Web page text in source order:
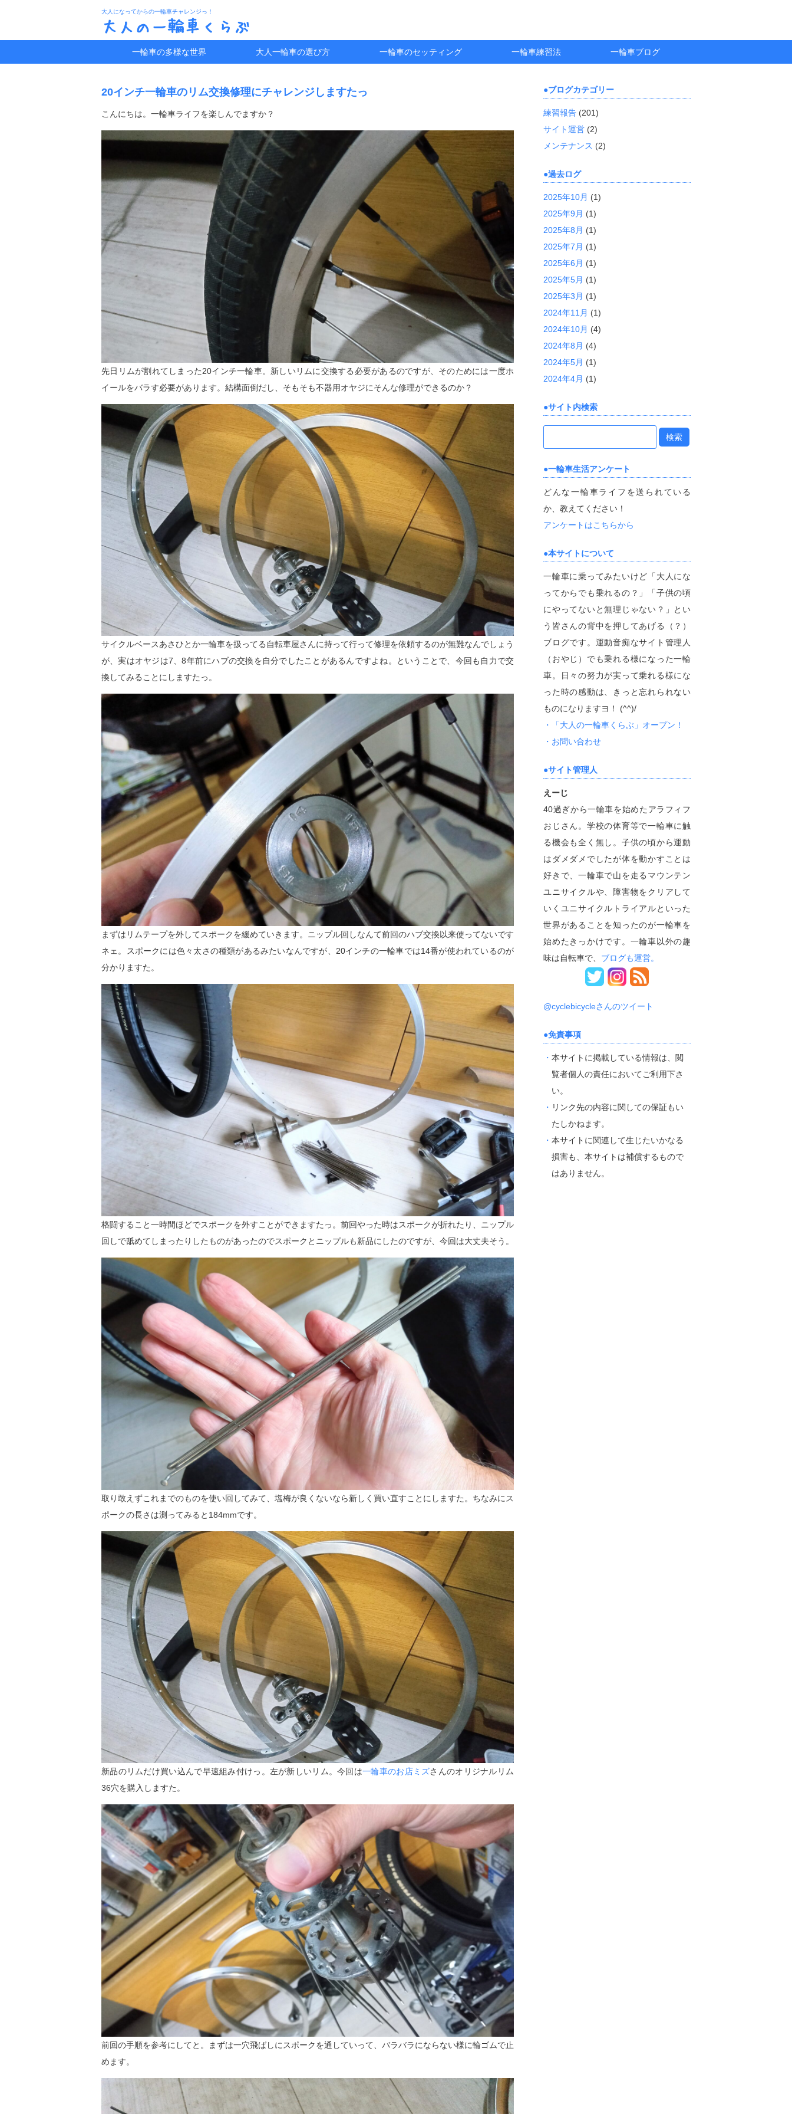
大人になってからの一輪車チャレンジっ！
大人の一輪車くらぶ
一輪車の多様な世界 大人一輪車の選び方 一輪車のセッティング 一輪車練習法 一輪車ブログ
20インチ一輪車のリム交換修理にチャレンジしますたっ
こんにちは。一輪車ライフを楽しんでますか？
先日リムが割れてしまった20インチ一輪車。新しいリムに交換する必要があるのですが、そのためには一度ホ
イールをバラす必要があります。結構面倒だし、そもそも不器用オヤジにそんな修理ができるのか？
サイクルベースあさひとか一輪車を扱ってる自転車屋さんに持って行って修理を依頼するのが無難なんでしょう
が、実はオヤジは7、8年前にハブの交換を自分でしたことがあるんですよね。ということで、今回も自力で交
換してみることにしますたっ。
まずはリムテープを外してスポークを緩めていきます。ニップル回しなんて前回のハブ交換以来使ってないです
ネェ。スポークには色々太さの種類があるみたいなんですが、20インチの一輪車では14番が使われているのが
分かりますた。
格闘すること一時間ほどでスポークを外すことができますたっ。前回やった時はスポークが折れたり、ニップル
回しで舐めてしまったりしたものがあったのでスポークとニップルも新品にしたのですが、今回は大丈夫そう。
取り敢えずこれまでのものを使い回してみて、塩梅が良くないなら新しく買い直すことにしますた。ちなみにス
ポークの長さは測ってみると184mmです。
新品のリムだけ買い込んで早速組み付けっ。左が新しいリム。今回は一輪車のお店ミズさんのオリジナルリム
36穴を購入しますた。
前回の手順を参考にしてと。まずは一穴飛ばしにスポークを通していって、バラバラにならない様に輪ゴムで止
めます。
ブログカテゴリー
練習報告 (201)
サイト運営 (2)
メンテナンス (2)
過去ログ
2025年10月 (1)
2025年9月 (1)
2025年8月 (1)
2025年7月 (1)
2025年6月 (1)
2025年5月 (1)
2025年3月 (1)
2024年11月 (1)
2024年10月 (4)
2024年8月 (4)
2024年5月 (1)
2024年4月 (1)
サイト内検索
検
索:
一輪車生活アンケート
どんな一輪車ライフを送られている
か、教えてください！
アンケートはこちらから
本サイトについて
一輪車に乗ってみたいけど「大人にな
ってからでも乗れるの？」「子供の頃
にやってないと無理じゃない？」とい
う皆さんの背中を押してあげる（？）
ブログです。運動音痴なサイト管理人
（おやじ）でも乗れる様になった一輪
車。日々の努力が実って乗れる様にな
った時の感動は、きっと忘れられない
ものになりますヨ！ (^^)/
「大人の一輪車くらぶ」オープン！
お問い合わせ
サイト管理人
えーじ
40過ぎから一輪車を始めたアラフィフ
おじさん。学校の体育等で一輪車に触
る機会も全く無し。子供の頃から運動
はダメダメでしたが体を動かすことは
好きで、一輪車で山を走るマウンテン
ユニサイクルや、障害物をクリアして
いくユニサイクルトライアルといった
世界があることを知ったのが一輪車を
始めたきっかけです。一輪車以外の趣
味は自転車で、 ブログも運営。
@cyclebicycleさんのツイート
免責事項
本サイトに掲載している情報は、閲
覧者個人の責任においてご利用下さ
い。
リンク先の内容に関しての保証もい
たしかねます。
本サイトに関連して生じたいかなる
損害も、本サイトは補償するもので
はありません。